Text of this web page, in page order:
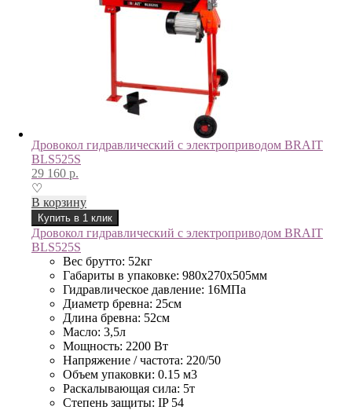
Дровокол гидравлический с электроприводом BRAIT
BLS525S
29 160 р.
♡
В корзину
Купить в 1 клик
Дровокол гидравлический с электроприводом BRAIT
BLS525S
Вес брутто: 52кг
Габариты в упаковке: 980х270х505мм
Гидравлическое давление: 16МПа
Диаметр бревна: 25см
Длина бревна: 52см
Масло: 3,5л
Мощность: 2200 Вт
Напряжение / частота: 220/50
Объем упаковки: 0.15 м3
Раскалывающая сила: 5т
Степень защиты: IP 54